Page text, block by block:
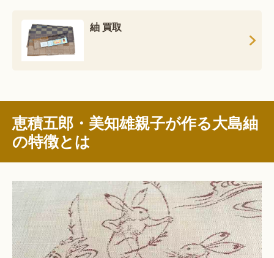
紬 買取
恵積五郎・美知雄親子が作る大島紬
の特徴とは